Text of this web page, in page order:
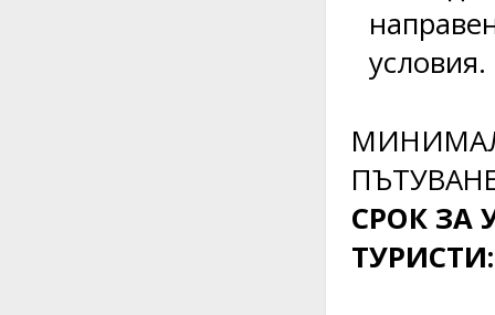
условия.
СРОК ЗА
ТУРИСТИ: